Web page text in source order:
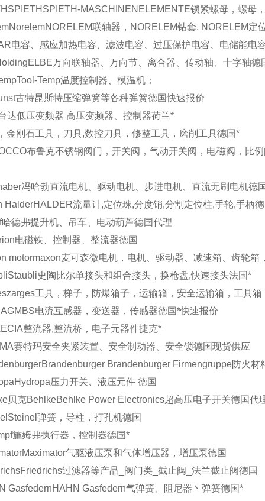
SPIETH SPIETH-MASCHINENELEMENTE锁紧螺母，螺母
NorelemNORELEM联轴器，NORELEM钻套, NORELEM定
电容、感应加热电容、滤波电容、过压保护电容、电储能电
ELBE万向联轴器、万向节、离合器、传动轴、十字轴德
Tool-Temp温度控制器、模温机；
古特昆斯特压缩弹簧等各种弹簧德国快速报价
达低压变频器 高压变频器、控制器荷兰*
金刚石工具，刀具,数控刀具，修整工具，磨削工具德国*
布鲁克不锈钢阀门，开关阀，气动开关阀，电磁阀，比
冯哈勃直流电机、驱动电机、步进电机、直流无刷电机德
HalderHALDER流量计,定位珠,分度销,分割定位柱,手轮,手柄
哈德弗提升机、吊车、电动葫芦德国代理
电磁铁、控制器、整流器德国
motormaxon麦可森微电机，电机、驱动器、减速箱、齿轮箱
Staubli史陶比尔单接头和组合接头，换枪盘,快速接头法国*
zarges工具，梯子，防爆箱子，运输箱，安全运输箱，工具箱
MBS电流互感器，变送器，传感器德国*快速报价
ECIA整流器,整流桥，电子元器件捷克*
赛特玛安全夹紧装置、安全制动器、安全锁德国现货供应
Brandenburger Brandenburger Firmengruppe防火
Hydropa压力开关、液压元件德国
贝克BehlkeBehlke Power Electronics超高压电子开关德国代
Steinel弹簧，导柱，打孔机德国
施姆弗执行器，控制器德国*
Maximator气驱液压泵和气体增压器，增压泵德国
Friedrichs过滤器等产品_阀门类_截止阀_法兰截止阀德国
GasfedernHAHN Gasfedern气弹簧、阻尼器丶弹簧德国*